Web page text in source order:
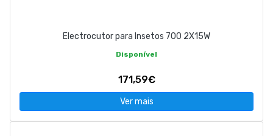
Electrocutor para Insetos 700 2X15W
Disponível
171,59€
Ver mais